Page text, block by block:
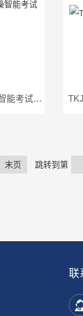
TKAPMJ-Ⅰ井下电气作业实操智能考试系统
末页 跳转到第
联